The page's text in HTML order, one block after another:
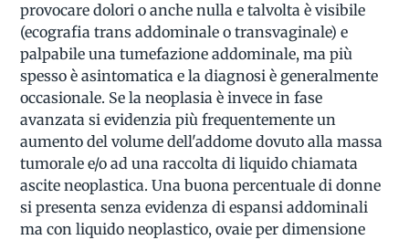
provocare dolori o anche nulla e talvolta è visibile
(ecografia trans addominale o transvaginale) e
palpabile una tumefazione addominale, ma più
spesso è asintomatica e la diagnosi è generalmente
occasionale. Se la neoplasia è invece in fase
avanzata si evidenzia più frequentemente un
aumento del volume dell'addome dovuto alla massa
tumorale e/o ad una raccolta di liquido chiamata
ascite neoplastica. Una buona percentuale di donne
si presenta senza evidenza di espansi addominali
ma con liquido neoplastico, ovaie per dimensione